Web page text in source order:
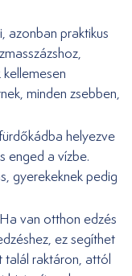
azonban praktikus
minden zsebben,
helyezve
enged a vízbe.
gyerekeknek pedig
van otthon edzés
ez segíthet
talál raktáron, attól